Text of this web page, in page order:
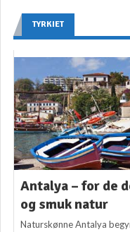
TYRKIET
Antalya – for de
og smuk natur
Naturskønne Antalya